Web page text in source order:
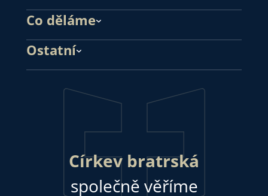
Co děláme
Ostatní
Církev bratrská
společně věříme